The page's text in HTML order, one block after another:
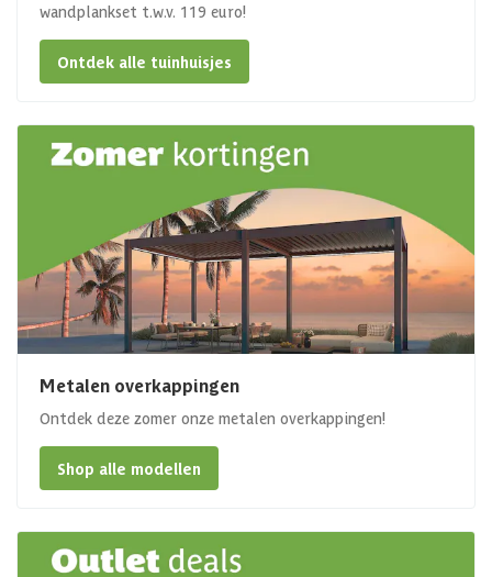
wandplankset t.w.v. 119 euro!
Ontdek alle tuinhuisjes
Metalen overkappingen
Ontdek deze zomer onze metalen overkappingen!
Shop alle modellen